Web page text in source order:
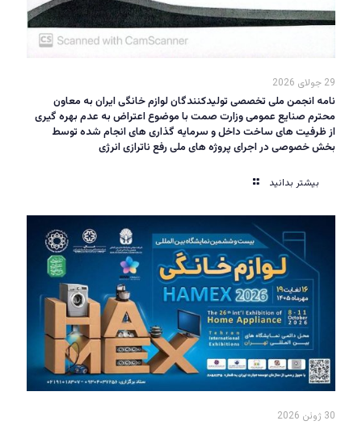
29 جولای 2026
نامه انجمن ملی تخصصی تولیدکنندگان لوازم خانگی ایران به معاون
محترم صنایع عمومی وزارت صمت با موضوع اعتراض به عدم بهره گیری
از ظرفیت های ساخت داخل و سرمایه گذاری های انجام شده توسط
بخش خصوصی در اجرای پروژه های ملی رفع ناترازی انرژی
بیشتر بدانید
30 ژوئن 2026